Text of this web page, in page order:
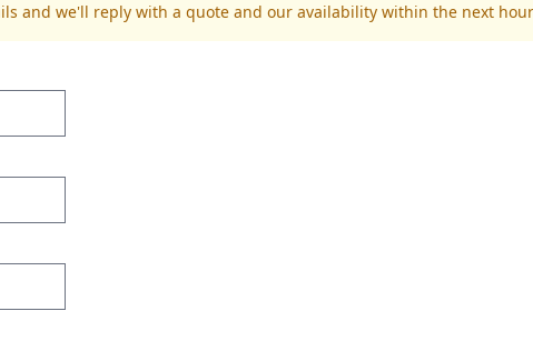
and we'll reply with a quote and our availability within the next